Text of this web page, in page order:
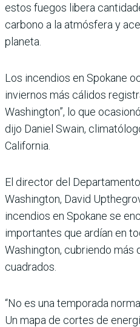
estos fuegos libera
carbono a la atmósfera y
planeta.
Los incendios en Spokane
inviernos más cálidos
Washington”, lo que
dijo Daniel Swain,
California.
El director del
Washington, David
incendios en Spokane se
importantes que ardían en
Washington, cubriendo más
cuadrados.
“No es una temporada
Un mapa de cortes de